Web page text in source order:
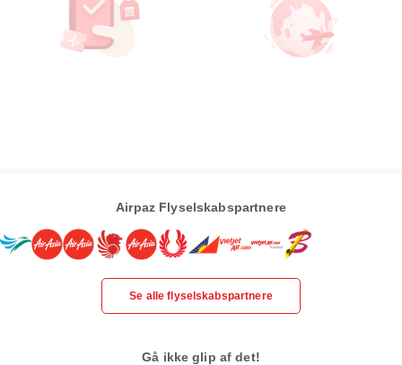
Airpaz Flyselskabspartnere
Se alle flyselskabspartnere
Gå ikke glip af det!